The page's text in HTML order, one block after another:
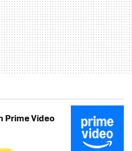
Prime Video